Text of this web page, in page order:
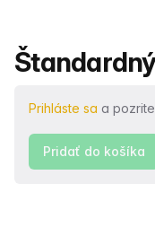
Názov
Prihláste sa a
Pridať do košíka